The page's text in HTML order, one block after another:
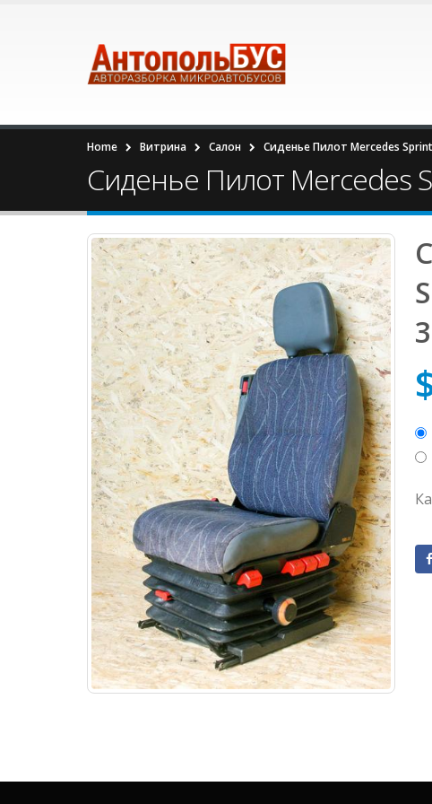
Home Витрина Салон Сиденье Пилот Mercedes
Сиденье Пилот Mercedes